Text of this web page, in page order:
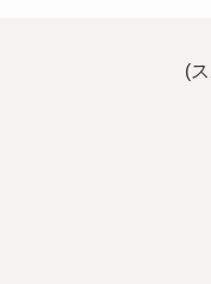
(